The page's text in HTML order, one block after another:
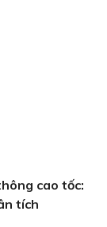
cao tốc:
tích